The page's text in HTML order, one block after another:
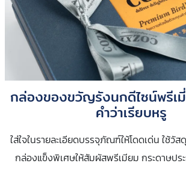
กล่องของขวัญรังนกดีไซน์พรีเ
คำว่าเรียบหรู
ใส่ใจในรายละเอียดบรรจุภัณฑ์ให้โดดเด่น ใช้วั
กล่องแข็งพิเศษให้สัมผัสพรีเมียม กระดาษปร